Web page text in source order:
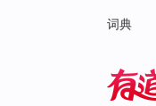
词典